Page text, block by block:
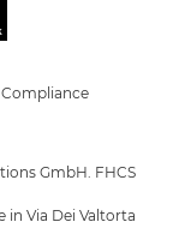
GmbH. FHCS
in Via Dei Valtorta
Compliance